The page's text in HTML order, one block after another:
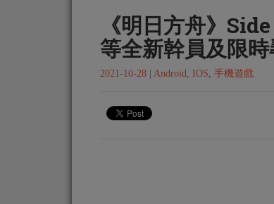
《明日方舟》
等全新幹員及限
2021-10-28 Android, IOS, 手機遊戲